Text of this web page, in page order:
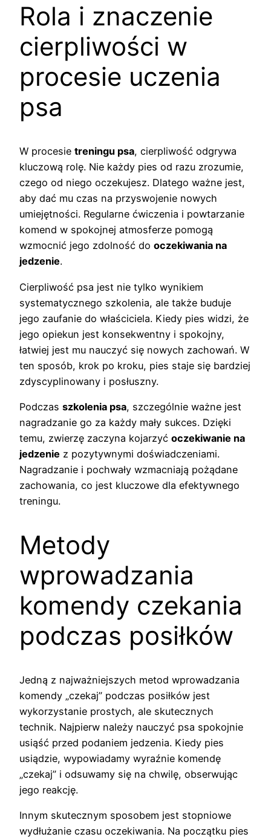
Rola i znaczenie
cierpliwości w
procesie uczenia
psa
W procesie treningu psa, cierpliwość odgrywa
kluczową rolę. Nie każdy pies od razu zrozumie,
czego od niego oczekujesz. Dlatego ważne jest,
aby dać mu czas na przyswojenie nowych
umiejętności. Regularne ćwiczenia i powtarzanie
komend w spokojnej atmosferze pomogą
wzmocnić jego zdolność do oczekiwania na
jedzenie.
Cierpliwość psa jest nie tylko wynikiem
systematycznego szkolenia, ale także buduje
jego zaufanie do właściciela. Kiedy pies widzi, że
jego opiekun jest konsekwentny i spokojny,
łatwiej jest mu nauczyć się nowych zachowań. W
ten sposób, krok po kroku, pies staje się bardziej
zdyscyplinowany i posłuszny.
Podczas szkolenia psa, szczególnie ważne jest
nagradzanie go za każdy mały sukces. Dzięki
temu, zwierzę zaczyna kojarzyć oczekiwanie na
jedzenie z pozytywnymi doświadczeniami.
Nagradzanie i pochwały wzmacniają pożądane
zachowania, co jest kluczowe dla efektywnego
treningu.
Metody
wprowadzania
komendy czekania
podczas posiłków
Jedną z najważniejszych metod wprowadzania
komendy „czekaj” podczas posiłków jest
wykorzystanie prostych, ale skutecznych
technik. Najpierw należy nauczyć psa spokojnie
usiąść przed podaniem jedzenia. Kiedy pies
usiądzie, wypowiadamy wyraźnie komendę
„czekaj” i odsuwamy się na chwilę, obserwując
jego reakcję.
Innym skutecznym sposobem jest stopniowe
wydłużanie czasu oczekiwania. Na początku pies